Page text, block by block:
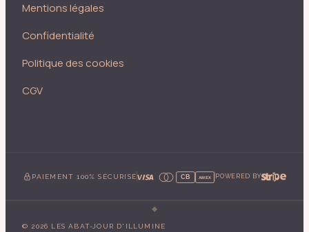
Mentions légales
Confidentialité
Politique des cookies
CGV
PAIEMENT 100% SÉCURISÉ CB AMEX POWERED BY
© 2026 LES ABAT-JOUR D'ILLUMINE